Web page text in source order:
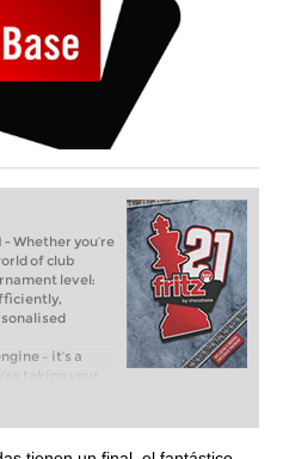
- Whether you’re
of club
level:
– it’s a
taking your
or already
FRITZ, you can
and with a
ever before.